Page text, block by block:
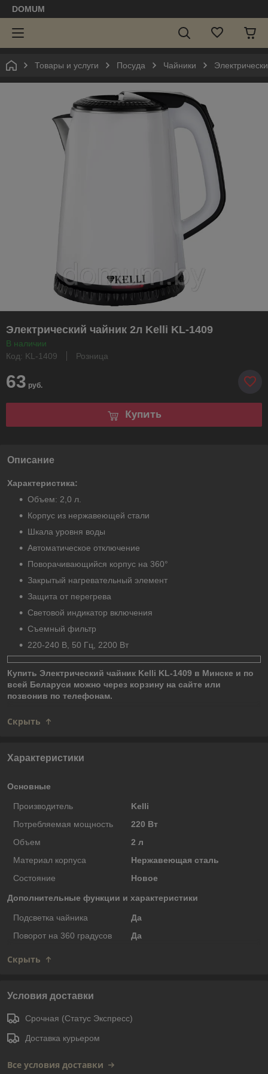
DOMUM
Товары и услуги Посуда Чайники
Электрический чайник 2л Kelli KL-1409
В наличии
Код: KL-1409
Розница
63 руб.
Купить
Описание
Характеристика:
Объем: 2,0 л.
Корпус из нержавеющей стали
Шкала уровня воды
Автоматическое отключение
Поворачивающийся корпус на 360°
Закрытый нагревательный элемент
Защита от перегрева
Световой индикатор включения
Съемный фильтр
220-240 В, 50 Гц, 2200 Вт
Купить Электрический чайник Kelli KL-1409 в Минске и по
всей Беларуси можно через корзину на сайте или
позвонив по телефонам.
Скрыть
Характеристики
Основные
Производитель
Kelli
Потребляемая мощность
220 Вт
Объем
2 л
Материал корпуса
Нержавеющая сталь
Состояние
Новое
Дополнительные функции и характеристики
Подсветка чайника
Да
Поворот на 360 градусов
Да
Скрыть
Условия доставки
Срочная (Статус Экспресс)
Доставка курьером
Все условия доставки